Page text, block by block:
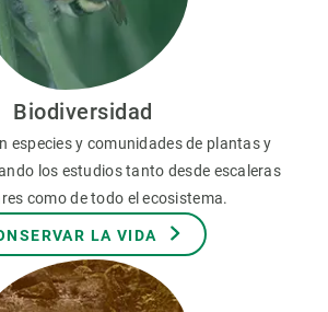
Biodiversidad
especies y comunidades de plantas y
los estudios tanto desde escaleras
como de todo el ecosistema.
LA VIDA